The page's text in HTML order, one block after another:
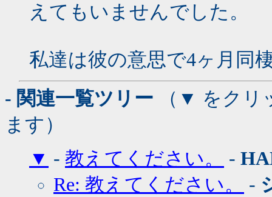
えてもいませんでした。
私達は彼の意思で4ヶ月同
- 関連一覧ツリー （▼ をクリ
ます）
▼ - 教えてください。 -
Re: 教えてください。
-